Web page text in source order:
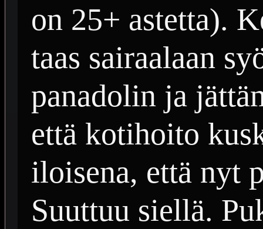
on 25+ astetta).
taas sairaalaan
panadolin ja
että kotihoito
iloisena, että nyt
Suuttuu siellä.